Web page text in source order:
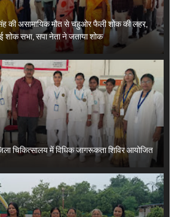
की असामायिक मौत से चहुओर फैली शोक की लहर,
शोक सभा, सपा नेता ने जताया शोक
चिकित्सालय में विधिक जागरूकता शिविर आयोजित